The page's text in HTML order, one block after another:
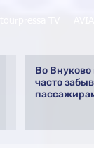
Во
часто